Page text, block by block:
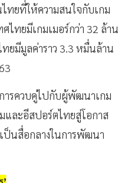
ทยที่ให้ความสนใจกับเกม
ไทยมีเกมเมอร์กว่า 32 ล้าน
ยมีมูลค่าราว 3.3 หมื่นล้าน
ารควบคู่ไปกับผู้พัฒนาเกม
และอีสปอร์ตไทยสู่โอกาส
ป็นสื่อกลางในการพัฒนา